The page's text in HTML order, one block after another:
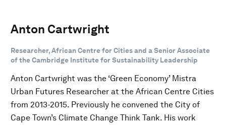
Anton Cartwright
Researcher, African Centre for Cities and a Senior Associate
of the Cambridge Institute for Sustainability Leadership
Anton Cartwright was the ‘Green Economy’ Mistra
Urban Futures Researcher at the African Centre Cities
from 2013-2015. Previously he convened the City of
Cape Town’s Climate Change Think Tank. His work